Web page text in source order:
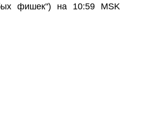
фишек") на 10:59 MSK